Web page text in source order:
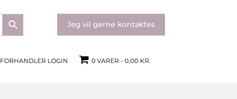
Jeg vil gerne kontaktes
FORHANDLER LOGIN 0 VARER 0,00 KR.